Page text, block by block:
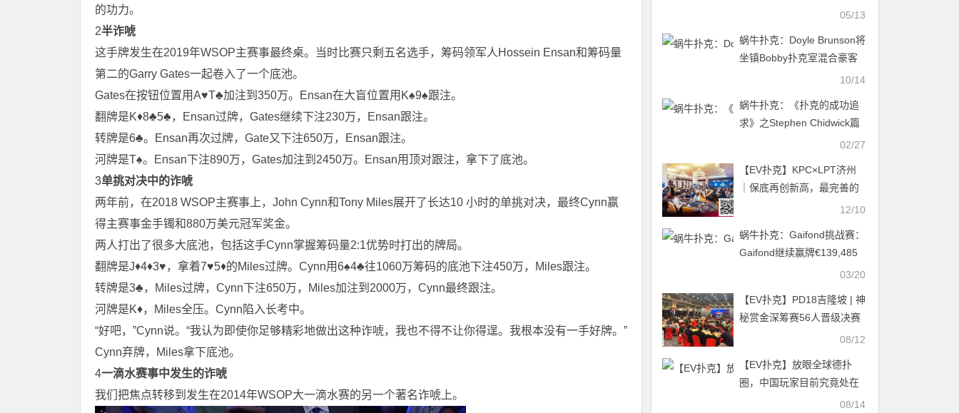
的功力。
2半诈唬
这手牌发生在2019年WSOP主赛事最终桌。当时比赛只剩五名选手，筹码领军人Hossein Ensan和筹码量
第二的Garry Gates一起卷入了一个底池。
Gates在按钮位置用A♥T♣加注到350万。Ensan在大盲位置用K♠9♠跟注。
翻牌是K♦8♣5♣，Ensan过牌，Gates继续下注230万，Ensan跟注。
转牌是6♣。Ensan再次过牌，Gate又下注650万，Ensan跟注。
河牌是T♠。Ensan下注890万，Gates加注到2450万。Ensan用顶对跟注，拿下了底池。
3单挑对决中的诈唬
两年前，在2018 WSOP主赛事上，John Cynn和Tony Miles展开了长达10 小时的单挑对决，最终Cynn赢
得主赛事金手镯和880万美元冠军奖金。
两人打出了很多大底池，包括这手Cynn掌握筹码量2:1优势时打出的牌局。
翻牌是J♦4♦3♥，拿着7♥5♦的Miles过牌。Cynn用6♠4♣往1060万筹码的底池下注450万，Miles跟注。
转牌是3♣，Miles过牌，Cynn下注650万，Miles加注到2000万，Cynn最终跟注。
河牌是K♦，Miles全压。Cynn陷入长考中。
“好吧，”Cynn说。“我认为即使你足够精彩地做出这种诈唬，我也不得不让你得逞。我根本没有一手好牌。”
Cynn弃牌，Miles拿下底池。
4一滴水赛事中发生的诈唬
我们把焦点转移到发生在2014年WSOP大一滴水赛的另一个著名诈唬上。
05/13
蜗牛扑克：Doyle Brunson将
坐镇Bobby扑克室混合豪客
10/14
蜗牛扑克：《扑克的成功追
求》之Stephen Chidwick篇
02/27
【EV扑克】KPC×LPT济州
｜保底再创新高，最完善的
挑战火热进行中
12/10
蜗牛扑克：Gaifond挑战赛：
Gaifond继续赢牌€139,485
03/20
【EV扑克】PD18吉隆坡 | 神
秘赏金深筹赛56人晋级决赛
中国选手表现亮眼！两名国
08/12
【EV扑克】放眼全球德扑
圈，中国玩家目前究竟处在
08/14